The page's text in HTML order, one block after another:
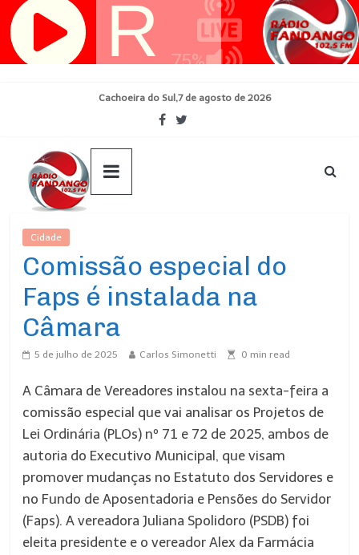
Pular
para
Cachoeira do Sul,7 de agosto de 2026
Cidade
Comissão especial do
Faps é instalada na
Câmara
5 de julho de 2025 Carlos Simonetti 0 min read
A Câmara de Vereadores instalou na sexta-feira a
comissão especial que vai analisar os Projetos de
Lei Ordinária (PLOs) nº 71 e 72 de 2025, ambos de
autoria do Executivo Municipal, que visam
promover mudanças no Estatuto dos Servidores e
no Fundo de Aposentadoria e Pensões do Servidor
(Faps). A vereadora Juliana Spolidoro (PSDB) foi
eleita presidente e o vereador Alex da Farmácia